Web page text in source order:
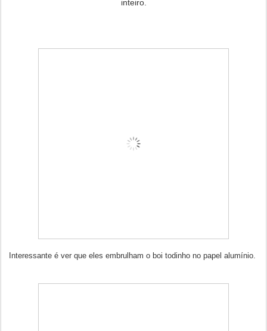
inteiro.
Interessante é ver que eles embrulham o boi todinho no papel alumínio.